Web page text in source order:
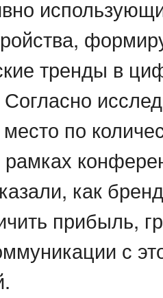
тренды в
Согласно
место по
как
прибыль,
с